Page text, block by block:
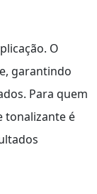
O
garantindo
Para quem
tonalizante é